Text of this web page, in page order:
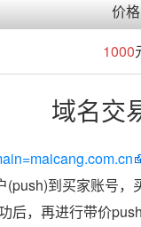
价格
1000
域名交
到买家账号，
，再进行带价push